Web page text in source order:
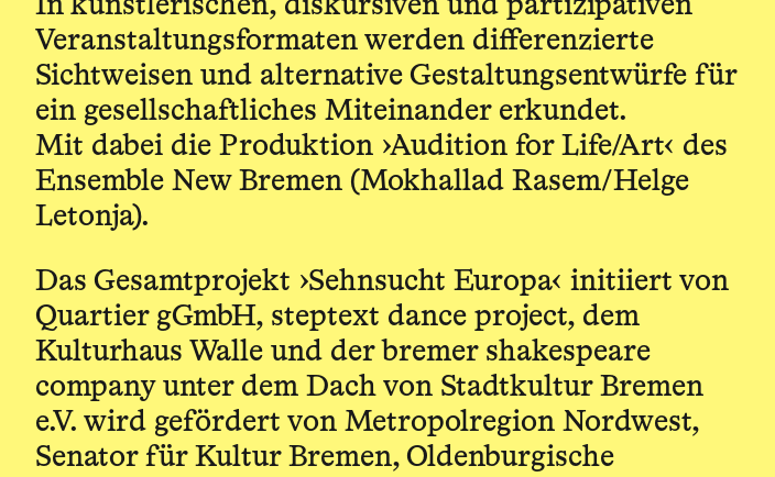
In künstlerischen, diskursiven und partizipativen
Veranstaltungsformaten werden differenzierte
Sichtweisen und alternative Gestaltungsentwürfe für
ein gesellschaftliches Miteinander erkundet.
Mit dabei die Produktion ›Audition for Life/Art‹ des
Ensemble New Bremen (Mokhallad Rasem/Helge
Letonja).
Das Gesamtprojekt ›Sehnsucht Europa‹ initiiert von
Quartier gGmbH, steptext dance project, dem
Kulturhaus Walle und der bremer shakespeare
company unter dem Dach von Stadtkultur Bremen
e.V. wird gefördert von Metropolregion Nordwest,
Senator für Kultur Bremen, Oldenburgische